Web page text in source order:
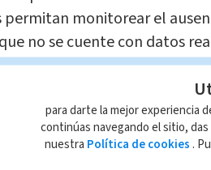
permitan monitorear el
no se cuente con datos
lecciones.
es que existe una
lectivo, ocasionado por la
para darte la mejor experiencia
continúas navegando el sitio,
nuestra Política de cookies .